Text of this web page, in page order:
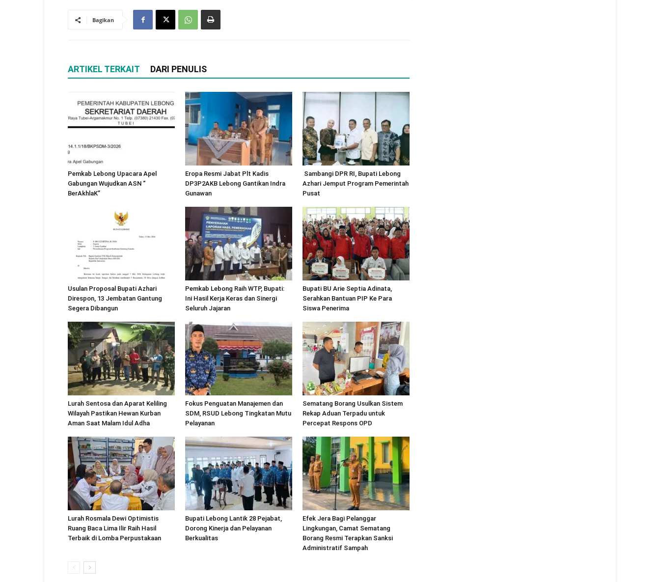
Bagikan
ARTIKEL TERKAIT DARI PENULIS
Pemkab Lebong Upacara Apel
Gabungan Wujudkan ASN “
BerAkhlaK”
Eropa Resmi Jabat Plt Kadis
DP3P2AKB Lebong Gantikan Indra
Gunawan
Sambangi DPR RI, Bupati Lebong
Azhari Jemput Program Pemerintah
Pusat
Usulan Proposal Bupati Azhari
Direspon, 13 Jembatan Gantung
Segera Dibangun
Pemkab Lebong Raih WTP, Bupati:
Ini Hasil Kerja Keras dan Sinergi
Seluruh Jajaran
Bupati BU Arie Septia Adinata,
Serahkan Bantuan PIP Ke Para
Siswa Penerima
Lurah Sentosa dan Aparat Keliling
Wilayah Pastikan Hewan Kurban
Aman Saat Malam Idul Adha
Fokus Penguatan Manajemen dan
SDM, RSUD Lebong Tingkatan Mutu
Pelayanan
Sematang Borang Usulkan Sistem
Rekap Aduan Terpadu untuk
Percepat Respons OPD
Lurah Rosmala Dewi Optimistis
Ruang Baca Lima Ilir Raih Hasil
Terbaik di Lomba Perpustakaan
Bupati Lebong Lantik 28 Pejabat,
Dorong Kinerja dan Pelayanan
Berkualitas
Efek Jera Bagi Pelanggar
Lingkungan, Camat Sematang
Borang Resmi Terapkan Sanksi
Administratif Sampah